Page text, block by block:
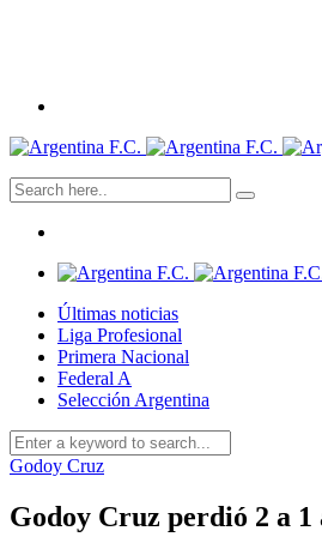
Últimas noticias
Liga Profesional
Primera Nacional
Federal A
Selección Argentina
Godoy Cruz
Godoy Cruz perdió 2 a